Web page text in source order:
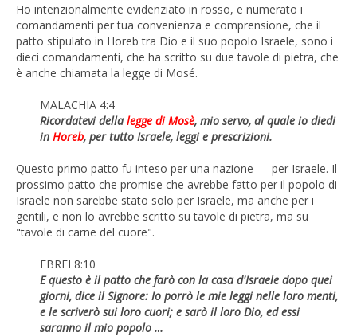
Ho intenzionalmente evidenziato in rosso, e numerato i
comandamenti per tua convenienza e comprensione, che il
patto stipulato in Horeb tra Dio e il suo popolo Israele, sono i
dieci comandamenti, che ha scritto su due tavole di pietra, che
è anche chiamata la legge di Mosé.
MALACHIA 4:4
Ricordatevi della legge di Mosè, mio servo, al quale io diedi
in Horeb, per tutto Israele, leggi e prescrizioni.
Questo primo patto fu inteso per una nazione — per Israele. Il
prossimo patto che promise che avrebbe fatto per il popolo di
Israele non sarebbe stato solo per Israele, ma anche per i
gentili, e non lo avrebbe scritto su tavole di pietra, ma su
"tavole di carne del cuore".
EBREI 8:10
E questo è il patto che farò con la casa d'Israele dopo quei
giorni, dice il Signore: Io porrò le mie leggi nelle loro menti,
e le scriverò sui loro cuori; e sarò il loro Dio, ed essi
saranno il mio popolo …